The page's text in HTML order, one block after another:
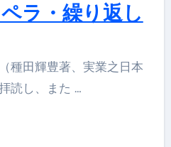
ラ・繰り返し
読し、また …